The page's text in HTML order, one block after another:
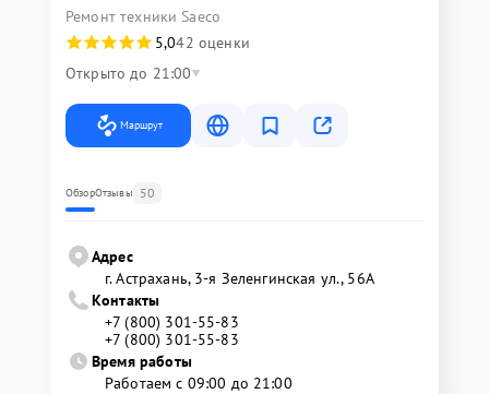
Ремонт техники Saeco
5,042 оценки
Открыто до 21:00
Маршрут
ОбзорОтзывы 50
Адрес
г. Астрахань, 3-я Зеленгинская ул., 56А
Контакты
+7 (800) 301-55-83
+7 (800) 301-55-83
Время работы
Работаем с 09:00 до 21:00